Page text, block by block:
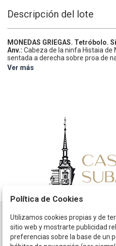
Descripción del lote
MONEDAS GRIEGAS. Tetróbolo.
Anv.: Cabeza de la ninfa Histaia de
sentada a derecha sobre proa de
AE. Se-2496 var.
Ver más
Horario
La empresa
Política de Cookies
Utilizamos cookies propias y de
sitio web y mostrarte publicidad
preferencias sobre la base de un